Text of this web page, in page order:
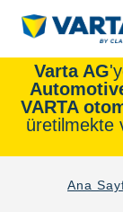
Varta AG
VARTA
üretilmekte
Ana